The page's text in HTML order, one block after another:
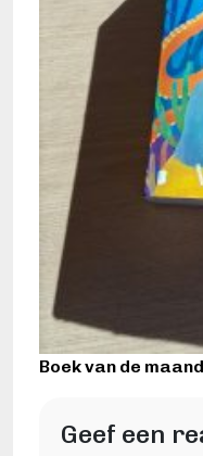
Boek van de maand
Geef een